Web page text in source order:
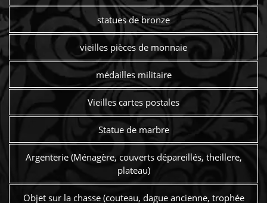
statues de bronze
vieilles pièces de monnaie
médailles militaire
Vieilles cartes postales
Statue de marbre
Argenterie (Ménagère, couverts dépareillés, theillere,
plateau)
Objet sur la chasse (couteau, dague ancienne, trophée